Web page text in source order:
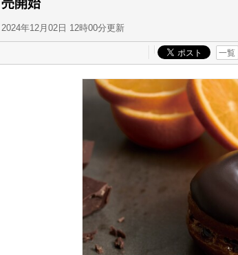
売開始
2024年12月02日 12時00分更新
一覧